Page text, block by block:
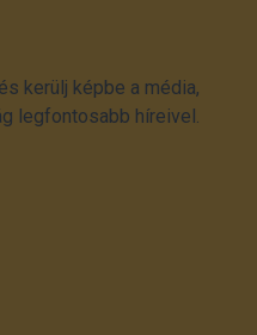
kerülj képbe a média,
legfontosabb híreivel.